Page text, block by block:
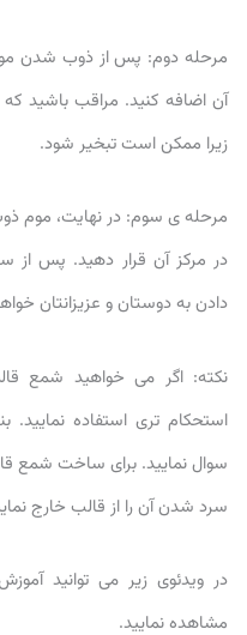
مرحله دوم: پس از ذوب شدن
آن اضافه کنید. مراقب باشید که
زیرا ممکن است تبخیر شود.
مرحله ی سوم: در نهایت، موم
در مرکز آن قرار دهید. پس از
دادن به دوستان و عزیزانتان
نکته: اگر می خواهید شمع
استحکام تری استفاده نمایید.
سوال نمایید. برای ساخت شمع
سرد شدن آن را از قالب خارج
در ویدئوی زیر می توانید
مشاهده نمایید.